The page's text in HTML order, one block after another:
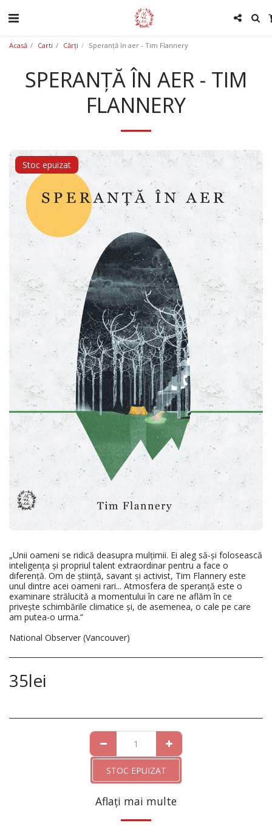
Acasă Carti Cărți Speranță în aer - Tim Flannery
SPERANȚĂ ÎN AER - TIM
FLANNERY
Stoc epuizat
„Unii oameni se ridică deasupra mulțimii. Ei aleg să-și folosească
inteligența și propriul talent extraordinar pentru a face o
diferență. Om de știință, savant și activist, Tim Flannery este
unul dintre acei oameni rari... Atmosfera de speranță este o
examinare strălucită a momentului în care ne aflăm în ce
privește schimbările climatice și, de asemenea, o cale pe care
am putea-o urma.“
National Observer (Vancouver)
35lei
STOC EPUIZAT
Aflați mai multe